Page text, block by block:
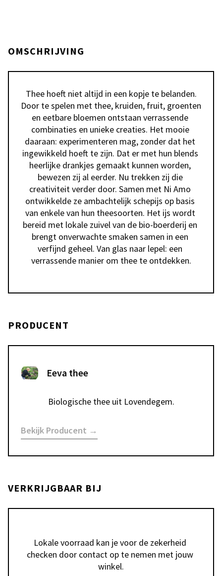
OMSCHRIJVING
Thee hoeft niet altijd in een kopje te belanden.
Door te spelen met thee, kruiden, fruit, groenten
en eetbare bloemen ontstaan verrassende
combinaties en unieke creaties. Het mooie
daaraan: experimenteren mag, zonder dat het
ingewikkeld hoeft te zijn. Dat er met hun blends
heerlijke drankjes gemaakt kunnen worden,
bewezen zij al eerder. Nu trekken zij die
creativiteit verder door. Samen met Ni Amo
ontwikkelde ze ambachtelijk schepijs op basis
van enkele van hun theesoorten. Het ijs wordt
bereid met lokale zuivel van de bio-boerderij en
brengt onverwachte smaken samen in een
verfijnd geheel. Van glas naar lepel: een
verrassende manier om thee te ontdekken.
PRODUCENT
Eeva thee
Biologische thee uit Lovendegem.
Bekijk Producent →
VERKRIJGBAAR BIJ
Lokale voorraad kan je voor de zekerheid
checken door contact op te nemen met jouw
winkel.